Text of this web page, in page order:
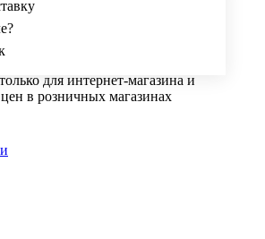
для интернет-магазина и
в розничных магазинах